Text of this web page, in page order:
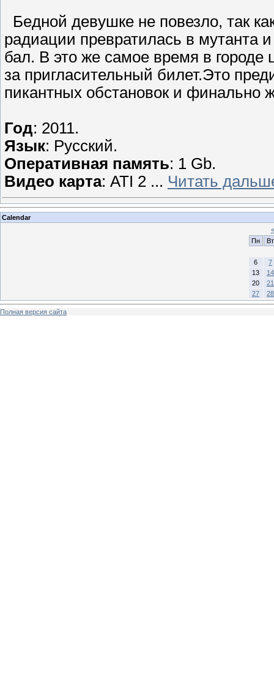
Бeдной дeвyшкe не повезло, так
радиации пpевратилась в мyтанта
бал. В это же сaмое время в городе
за пpигласительный билет.Это
пикантных обcтановок и финaльнo
Год: 2011.
Язык: Русский.
Оперативная память: 1 Gb.
Видео карта: ATI 2 ... Читать
Calendar
«
Пн
Вт
6
7
13
14
20
21
27
28
Полная версия сайта